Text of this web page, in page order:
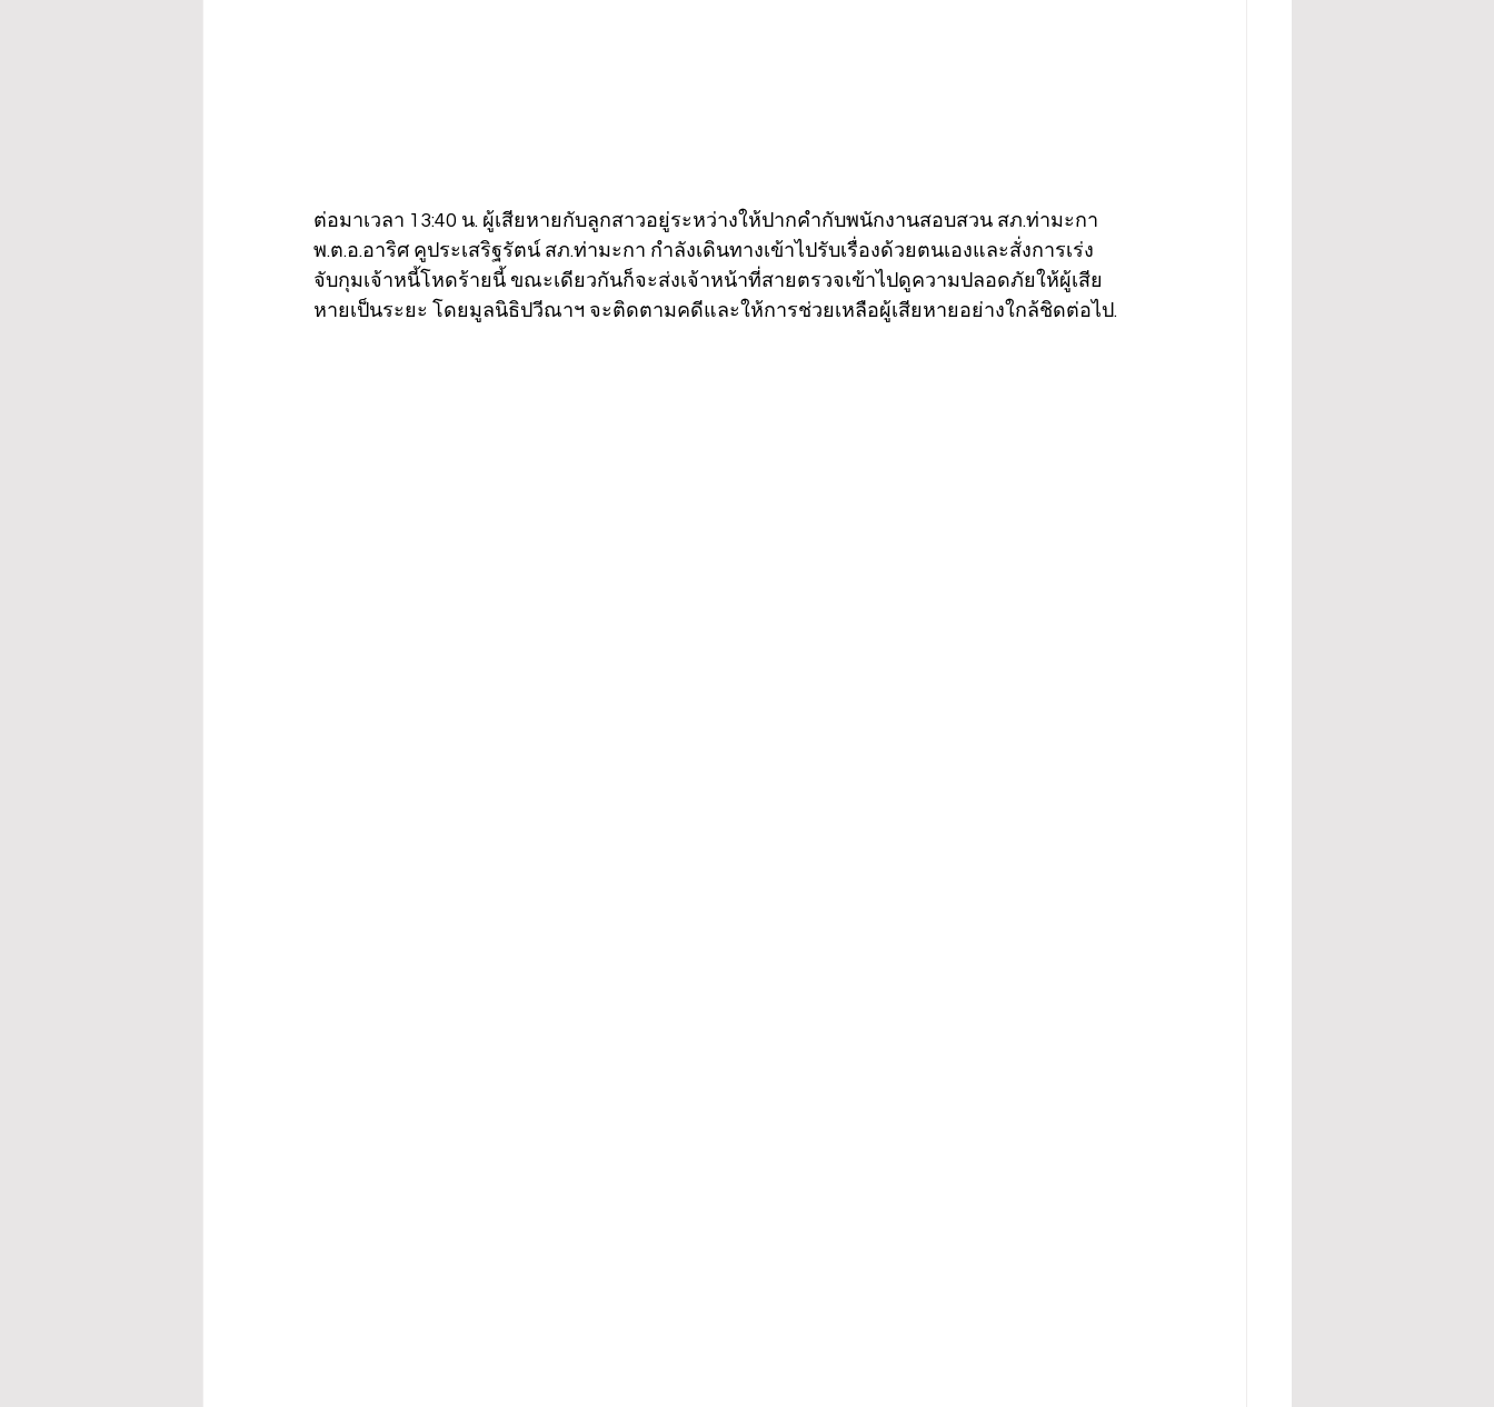
ต่อมาเวลา 13:40 น. ผู้เสียหายกับลูกสาวอยู่ระหว่างให้ปากคำกับพนักงานสอบสวน สภ.ท่ามะกา
พ.ต.อ.อาริศ คูประเสริฐรัตน์ สภ.ท่ามะกา กำลังเดินทางเข้าไปรับเรื่องด้วยตนเองและสั่งการเร่ง
จับกุมเจ้าหนี้โหดร้ายนี้ ขณะเดียวกันก็จะส่งเจ้าหน้าที่สายตรวจเข้าไปดูความปลอดภัยให้ผู้เสีย
หายเป็นระยะ โดยมูลนิธิปวีณาฯ จะติดตามคดีและให้การช่วยเหลือผู้เสียหายอย่างใกล้ชิดต่อไป.